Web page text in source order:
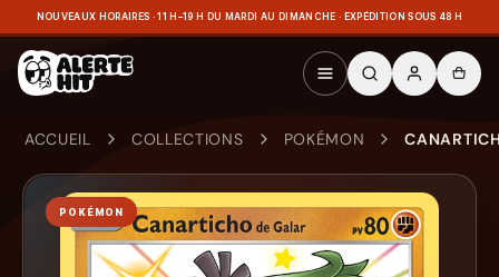
NOUVEAUX HORAIRES · 11 H–19 H DU MARDI AU DIMANCHE · EXPÉDITION SOUS 48 H
ACCUEIL COLLECTIONS POKÉMON
POKÉMON